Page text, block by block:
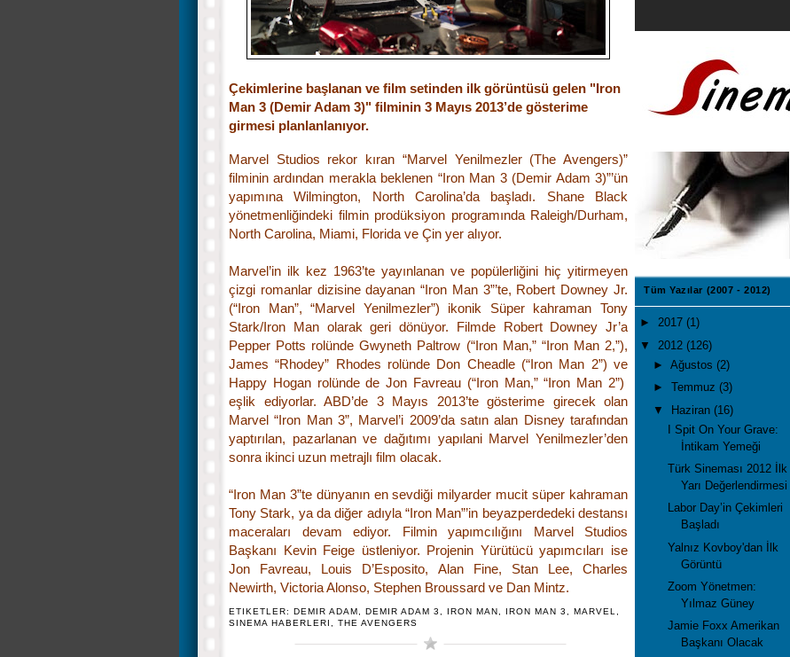
Çekimlerine başlanan ve film setinden ilk görüntüsü gelen "Iron
Man 3 (Demir Adam 3)" filminin 3 Mayıs 2013’de gösterime
girmesi planlanlanıyor.
Marvel Studios rekor kıran “Marvel Yenilmezler (The Avengers)”
filminin ardından merakla beklenen “Iron Man 3 (Demir Adam 3)”’ün
yapımına Wilmington, North Carolina’da başladı. Shane Black
yönetmenliğindeki filmin prodüksiyon programında Raleigh/Durham,
North Carolina, Miami, Florida ve Çin yer alıyor.
Marvel’in ilk kez 1963’te yayınlanan ve popülerliğini hiç yitirmeyen
çizgi romanlar dizisine dayanan “Iron Man 3”’te, Robert Downey Jr.
(“Iron Man”, “Marvel Yenilmezler”) ikonik Süper kahraman Tony
Stark/Iron Man olarak geri dönüyor. Filmde Robert Downey Jr’a
Pepper Potts rolünde Gwyneth Paltrow (“Iron Man,” “Iron Man 2,”),
James “Rhodey” Rhodes rolünde Don Cheadle (“Iron Man 2”) ve
Happy Hogan rolünde de Jon Favreau (“Iron Man,” “Iron Man 2”)
eşlik ediyorlar. ABD’de 3 Mayıs 2013’te gösterime girecek olan
Marvel “Iron Man 3”, Marvel’i 2009’da satın alan Disney tarafından
yaptırılan, pazarlanan ve dağıtımı yapılani Marvel Yenilmezler’den
sonra ikinci uzun metrajlı film olacak.
“Iron Man 3”te dünyanın en sevdiği milyarder mucit süper kahraman
Tony Stark, ya da diğer adıyla “Iron Man”’in beyazperdedeki destansı
maceraları devam ediyor. Filmin yapımcılığını Marvel Studios
Başkanı Kevin Feige üstleniyor. Projenin Yürütücü yapımcıları ise
Jon Favreau, Louis D’Esposito, Alan Fine, Stan Lee, Charles
Newirth, Victoria Alonso, Stephen Broussard ve Dan Mintz.
ETIKETLER: DEMIR ADAM, DEMIR ADAM 3 , IRON MAN, IRON MAN 3 , MARVEL,
SINEMA HABERLERI , THE AVENGERS
Tüm Yazılar (2007 - 2012)
► 2017 (1)
▼ 2012 (126)
►Ağustos(2)
►Temmuz(3)
▼ Haziran(16)
I Spit On Your Grave:
İntikam Yemeği
Türk Sineması 2012 İlk
Yarı Değerlendirmesi
Labor Day’in Çekimleri
Başladı
Yalnız Kovboy'dan İlk
Görüntü
Zoom Yönetmen:
Yılmaz Güney
Jamie Foxx Amerikan
Başkanı Olacak